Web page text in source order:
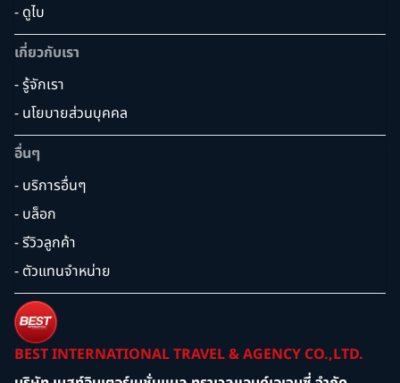
- ดูไบ
เกี่ยวกับเรา
- รู้จักเรา
- นโยบายส่วนบุคคล
อื่นๆ
- บริการอื่นๆ
- บล็อก
- รีวิวลูกค้า
- ตัวแทนจำหน่าย
BEST INTERNATIONAL TRAVEL & AGENCY CO.,LTD.